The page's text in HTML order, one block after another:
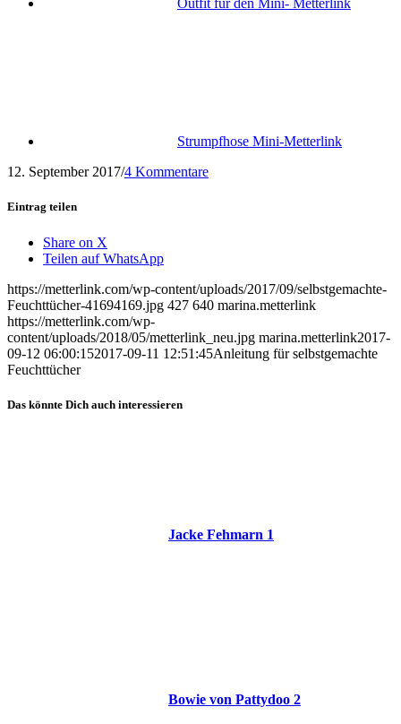
Outfit für den Mini- Metterlink
Strumpfhose Mini-Metterlink
12. September 2017/4 Kommentare
Eintrag teilen
Share on X
Teilen auf WhatsApp
https://metterlink.com/wp-content/uploads/2017/09/selbstgemachte-
Feuchttücher-41694169.jpg 427 640 marina.metterlink
https://metterlink.com/wp-
content/uploads/2018/05/metterlink_neu.jpg marina.metterlink2017-
09-12 06:00:152017-09-11 12:51:45Anleitung für selbstgemachte
Feuchttücher
Das könnte Dich auch interessieren
Jacke Fehmarn 1
Bowie von Pattydoo 2